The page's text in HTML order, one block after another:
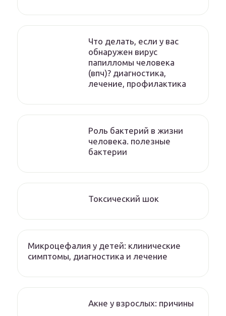
Что делать, если у вас
обнаружен вирус
папилломы человека
(впч)? диагностика,
лечение, профилактика
Роль бактерий в жизни
человека. полезные
бактерии
Токсический шок
Микроцефалия у детей: клинические
симптомы, диагностика и лечение
Акне у взрослых: причины